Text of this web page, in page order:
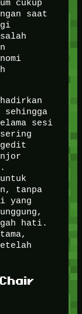
cukup
saat
sehingga
sesi
tanpa
yang
hati.